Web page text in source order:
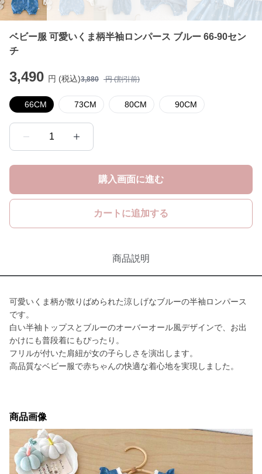
ベビー服 可愛いくま柄半袖ロンパース ブルー 66-90セン
チ
3,490 円 (税込)3,880 円 (割引前)
66CM 73CM 80CM 90CM
1
購入画面に進む
カートに追加する
商品説明
可愛いくま柄が散りばめられた涼しげなブルーの半袖ロンパース
です。
白い半袖トップスとブルーのオーバーオール風デザインで、お出
かけにも普段着にもぴったり。
フリルが付いた肩紐が女の子らしさを演出します。
高品質なベビー服で赤ちゃんの快適な着心地を実現しました。
商品画像